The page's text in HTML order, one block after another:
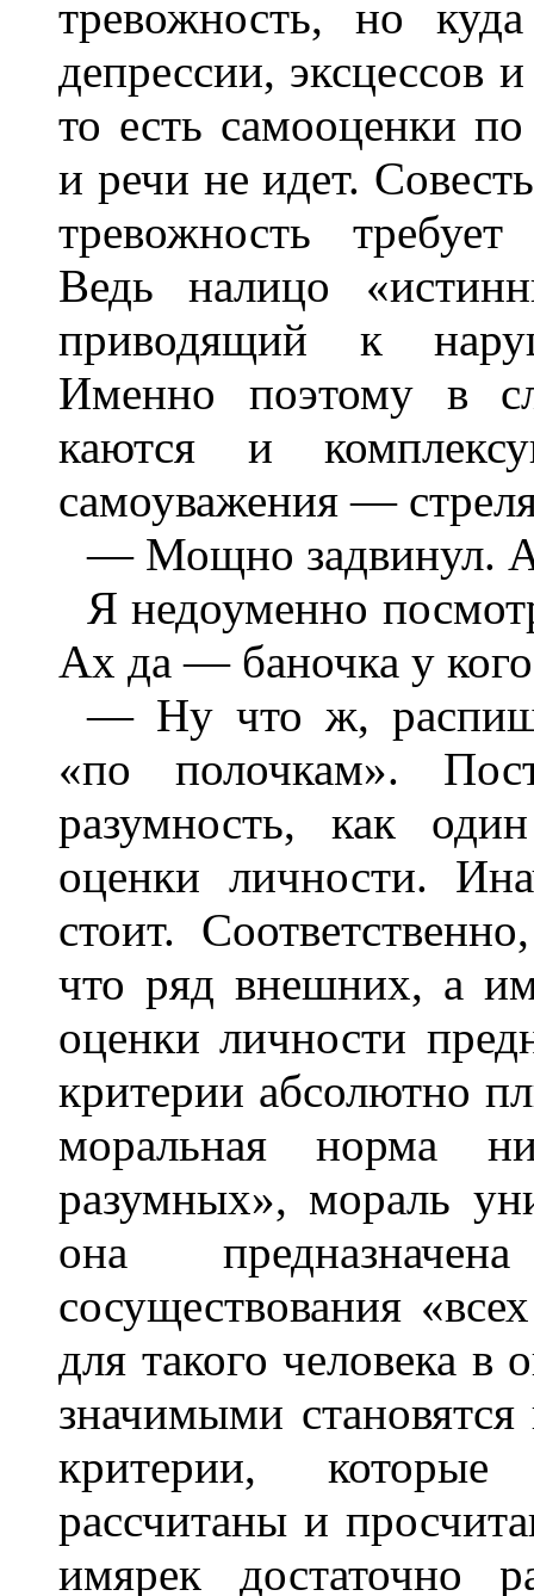
тревожность, но
депрессии, эксцессов
то есть самооценки
и речи не идет.
тревожность
Ведь налицо
приводящий к
Именно поэтому в
каются и
самоуважения —
— Мощно задвинул. А
Я недоуменно
Ах да — баночка у
— Ну что ж,
«по полочкам».
разумность, как
оценки личности.
стоит.
что ряд внешних, а
оценки личности
критерии абсолютно
моральная норма
разумных», мораль
она
сосуществования
для такого человека в
значимыми
критерии,
рассчитаны и
имярек достаточно